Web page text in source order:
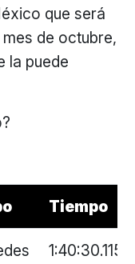
que será
de octubre,
la puede
Tiempo
1:40:30.115